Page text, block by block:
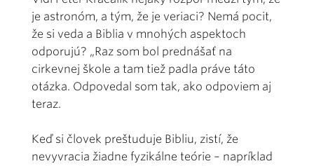
je astronóm, a tým, že je veriaci? Nemá pocit,
že si veda a Biblia v mnohých aspektoch
odporujú? „Raz som bol prednášať na
cirkevnej škole a tam tiež padla práve táto
otázka. Odpovedal som tak, ako odpoviem aj
teraz.
Keď si človek preštuduje Bibliu, zistí, že
nevyvracia žiadne fyzikálne teórie – napríklad